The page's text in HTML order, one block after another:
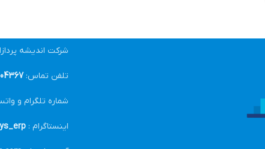
شرکت اندیشه
تلفن تماس:021
شماره تلگرام و
اینستاگرام :